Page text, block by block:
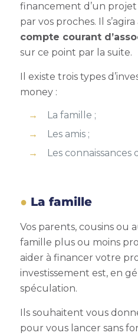
financement d’un
par vos proches. Il s’agira
compte courant
sur ce point par la suite.
Il existe trois types
money :
La famille ;
Les amis ;
Les connaissances
La famille
Vos parents, cousins ou
famille plus ou moins
aider à financer votre
investissement est, en
spéculation.
Ils souhaitent vous
pour vous lancer sans